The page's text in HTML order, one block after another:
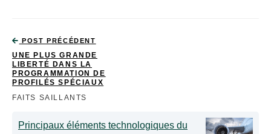
POST PRÉCÉDENT
UNE PLUS GRANDE
LIBERTÉ DANS LA
PROGRAMMATION DE
PROFILÉS SPÉCIAUX
FAITS SAILLANTS
Principaux éléments technologiques du